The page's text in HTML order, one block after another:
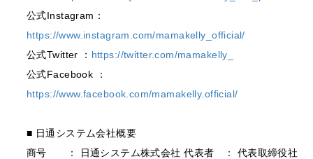
公式Instagram：
https://www.instagram.com/mamakelly_official/
公式Twitter ： https://twitter.com/mamakelly_
公式Facebook ：
https://www.facebook.com/mamakelly.official/
■ 日通システム会社概要
商号 ： 日通システム株式会社 代表者 ： 代表取締役社